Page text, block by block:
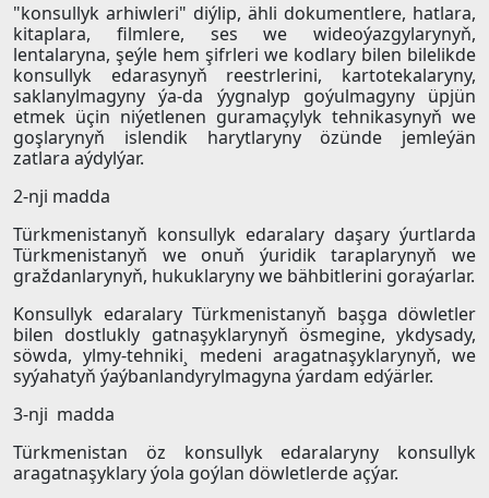
"konsullyk arhiwleri" diýlip, ähli dokumentlere, hatlara,
kitaplara, filmlere, ses we wideoýazgylarynyň,
lentalaryna, şeýle hem şifrleri we kodlary bilen bilelikde
konsullyk edarasynyň reestrlerini, kartotekalaryny,
saklanylmagyny ýa-da ýygnalyp goýulmagyny üpjün
etmek üçin niýetlenen guramaçylyk tehnikasynyň we
goşlarynyň islendik harytlaryny özünde jemleýän
zatlara aýdylýar.
2-nji madda
Türkmenistanyň konsullyk edaralary daşary ýurtlarda
Türkmenistanyň we onuň ýuridik taraplarynyň we
graždanlarynyň, hukuklaryny we bähbitlerini goraýarlar.
Konsullyk edaralary Türkmenistanyň başga döwletler
bilen dostlukly gatnaşyklarynyň ösmegine, ykdysady,
söwda, ylmy-tehniki¸ medeni aragatnaşyklarynyň, we
syýahatyň ýaýbanlandyrylmagyna ýardam edýärler.
3-nji madda
Türkmenistan öz konsullyk edaralaryny konsullyk
aragatnaşyklary ýola goýlan döwletlerde açýar.